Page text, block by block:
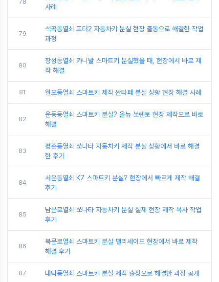
78
사례
79
석곡동열쇠 포터2 자동차키 분실 현장 출동으로 해결한 작업
과정
80
장성동열쇠 카니발 스마트키 분실했을 때, 현장에서 바로 제
작 해결
81 월오동열쇠 스마트키 제작 싼타페 분실 상황 현장 해결 사례
82
운동동열쇠 스마트키 분실? 올뉴 쏘렌토 현장 제작으로 바로
해결
83
평촌동열쇠 쏘나타 자동차키 제작 분실 상황에서 바로 해결
한 후기
84
서운동열쇠 K7 스마트키 분실? 현장에서 빠르게 제작 해결
후기
85
남문로열쇠 쏘나타 자동차키 분실 실제 현장 제작 복사 작업
후기
86
북문로열쇠 스마트키 분실 팰리세이드 현장에서 바로 제작
해결 후기
87 내덕동열쇠 스마트키 분실 제작 출장으로 해결한 과정 공개